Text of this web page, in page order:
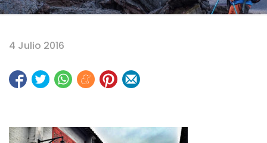
4 Julio 2016